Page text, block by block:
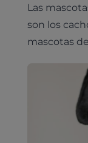
Las
son los
mascotas